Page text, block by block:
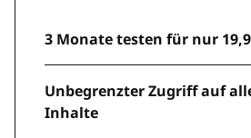
3 Monate testen für nur
Unbegrenzter Zugriff auf
Inhalte